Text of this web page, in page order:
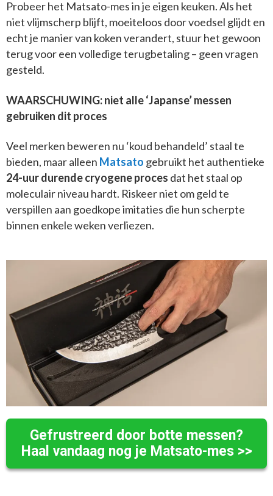
Probeer het Matsato-mes in je eigen keuken. Als het
niet vlijmscherp blijft, moeiteloos door voedsel glijdt en
echt je manier van koken verandert, stuur het gewoon
terug voor een volledige terugbetaling – geen vragen
gesteld.
WAARSCHUWING: niet alle ‘Japanse’ messen
gebruiken dit proces
Veel merken beweren nu ‘koud behandeld’ staal te
bieden, maar alleen Matsato gebruikt het authentieke
24-uur durende cryogene proces dat het staal op
moleculair niveau hardt. Riskeer niet om geld te
verspillen aan goedkope imitaties die hun scherpte
binnen enkele weken verliezen.
Gefrustreerd door botte messen?
Haal vandaag nog je Matsato-mes >>